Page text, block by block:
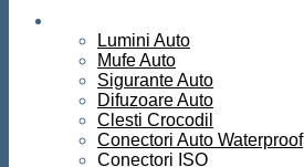
Lumini Auto
Mufe Auto
Sigurante Auto
Difuzoare Auto
Clesti Crocodil
Conectori Auto Waterproof
Conectori ISO